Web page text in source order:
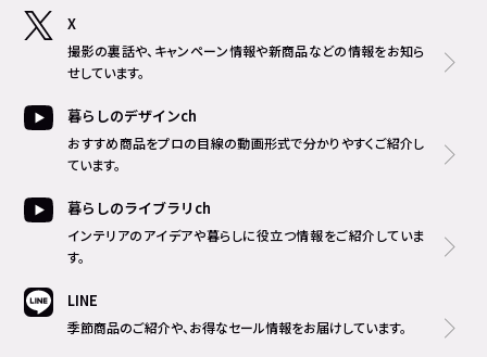
X
撮影の裏話や、キャンペーン情報や新商品などの情報をお知ら
せしています。
暮らしのデザインch
おすすめ商品をプロの目線の動画形式で分かりやすくご紹介し
ています。
暮らしのライブラリch
インテリアのアイデアや暮らしに役立つ情報をご紹介していま
す。
LINE
季節商品のご紹介や、お得なセール情報をお届けしています。